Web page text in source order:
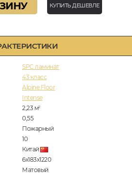
SPC ламинат
43 класс
Alpine Floor
Intense
2,23 м2
0,55
Пожарный
10
Китай
6х183х1220
Матовый
КУПИТЬ ДЕШЕВЛЕ